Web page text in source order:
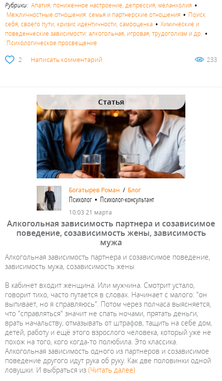
Рубрики: Апатия, пониженное настроение, депрессия, меланхолия •
Межличностные отношения: семья и партнерские отношения • Поиск
себя, своего пути, кризис идентичности, самооценка • Химические и
поведенческие зависимости: алкогольная, игровая, трудоголизм и др. •
Психологическое просвещение
2 Написать комментарий 233
Статья
Богатырев Роман / Блог
Психолог • Психолог-консультант
10:03 21 марта
Алкогольная зависимость партнера и созависимое
поведение, созависимость жены, зависимость
мужа
Алкогольная зависимость партнера и созависимое поведение,
зависимость мужа, созависимость жены
В кабинет входит женщина. Или мужчина. Смотрит устало,
говорит тихо, часто путается в словах. Начинает с малого: "он
выпивает, но я справляюсь". Потом через полчаса выясняется,
что "справляться" значит не спать ночами, прятать деньги,
врать начальству, отмазывать от штрафов, тащить на себе дом,
детей, работу и ещё этого взрослого человека, который уже не
похож на того, кого когда-то полюбила. Это классика.
Алкогольная зависимость одного из партнеров и созависимое
поведение другого идут рука об руку. Как две половинки одной
ловушки. И выбраться из (Читать далее)